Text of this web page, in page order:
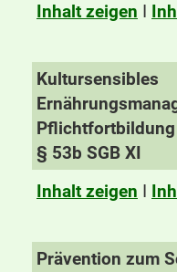
Inhalt zeigen I
Kultursensibles
Pflichtfortbildung
§ 53b SGB XI
Inhalt zeigen I
Prävention zum